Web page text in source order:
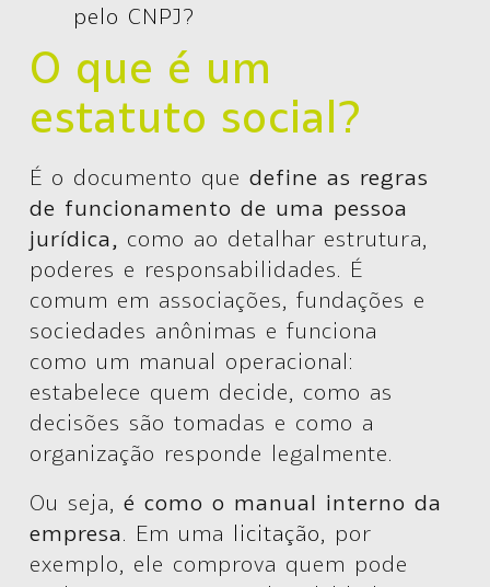
pelo CNPJ?
O que é um
estatuto social?
É o documento que define as regras
de funcionamento de uma pessoa
jurídica, como ao detalhar estrutura,
poderes e responsabilidades. É
comum em associações, fundações e
sociedades anônimas e funciona
como um manual operacional:
estabelece quem decide, como as
decisões são tomadas e como a
organização responde legalmente.
Ou seja, é como o manual interno da
empresa. Em uma licitação, por
exemplo, ele comprova quem pode